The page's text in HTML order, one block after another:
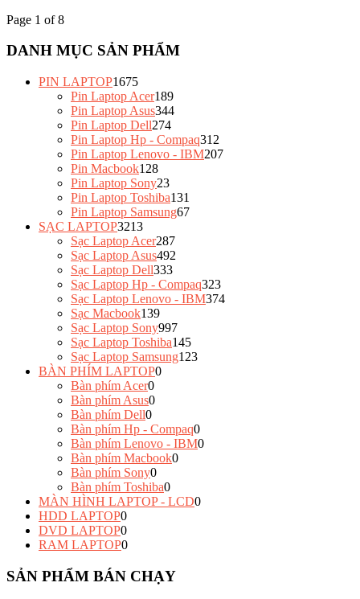
Page 1 of 8
DANH MỤC SẢN PHẨM
PIN LAPTOP1675
Pin Laptop Acer189
Pin Laptop Asus344
Pin Laptop Dell274
Pin Laptop Hp - Compaq312
Pin Laptop Lenovo - IBM207
Pin Macbook128
Pin Laptop Sony23
Pin Laptop Toshiba131
Pin Laptop Samsung67
SẠC LAPTOP3213
Sạc Laptop Acer287
Sạc Laptop Asus492
Sạc Laptop Dell333
Sạc Laptop Hp - Compaq323
Sạc Laptop Lenovo - IBM374
Sạc Macbook139
Sạc Laptop Sony997
Sạc Laptop Toshiba145
Sạc Laptop Samsung123
BÀN PHÍM LAPTOP0
Bàn phím Acer0
Bàn phím Asus0
Bàn phím Dell0
Bàn phím Hp - Compaq0
Bàn phím Lenovo - IBM0
Bàn phím Macbook0
Bàn phím Sony0
Bàn phím Toshiba0
MÀN HÌNH LAPTOP - LCD0
HDD LAPTOP0
DVD LAPTOP0
RAM LAPTOP0
SẢN PHẨM BÁN CHẠY